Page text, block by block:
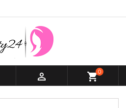
 shopping_cart0